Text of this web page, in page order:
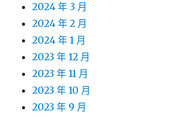
2024 年 3 月
2024 年 2 月
2024 年 1 月
2023 年 12 月
2023 年 11 月
2023 年 10 月
2023 年 9 月